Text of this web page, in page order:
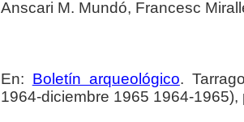
Anscari M. Mundó, Francesc
En: Boletín arqueológico.
1964-diciembre 1965 1964-1965),